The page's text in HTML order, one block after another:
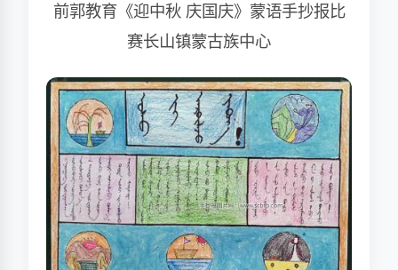
前郭教育《迎中秋 庆国庆》蒙语手抄报比
赛长山镇蒙古族中心